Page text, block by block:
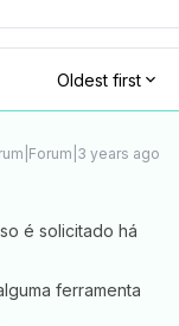
Oldest first
years ago
é solicitado há
ferramenta